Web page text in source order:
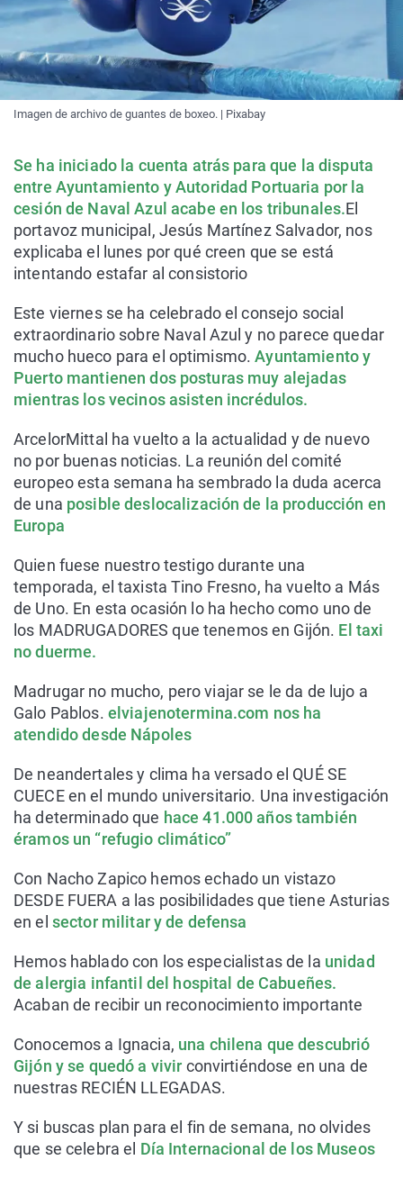
Imagen de archivo de guantes de boxeo. | Pixabay
Se ha iniciado la cuenta atrás para que la disputa
entre Ayuntamiento y Autoridad Portuaria por la
cesión de Naval Azul acabe en los tribunales.El
portavoz municipal, Jesús Martínez Salvador, nos
explicaba el lunes por qué creen que se está
intentando estafar al consistorio
Este viernes se ha celebrado el consejo social
extraordinario sobre Naval Azul y no parece quedar
mucho hueco para el optimismo.Ayuntamiento y
Puerto mantienen dos posturas muy alejadas
mientras los vecinos asisten incrédulos.
ArcelorMittal ha vuelto a la actualidad y de nuevo
no por buenas noticias. La reunión del comité
europeo esta semana ha sembrado la duda acerca
de una posible deslocalización de la producción en
Europa
Quien fuese nuestro testigo durante una
temporada, el taxista Tino Fresno, ha vuelto a Más
de Uno. En esta ocasión lo ha hecho como uno de
los MADRUGADORES que tenemos en Gijón. El taxi
no duerme.
Madrugar no mucho, pero viajar se le da de lujo a
Galo Pablos. elviajenotermina.com nos ha
atendido desde Nápoles
De neandertales y clima ha versado el QUÉ SE
CUECE en el mundo universitario. Una investigación
ha determinado que hace 41.000 años también
éramos un “refugio climático”
Con Nacho Zapico hemos echado un vistazo
DESDE FUERA a las posibilidades que tiene Asturias
en el sector militar y de defensa
Hemos hablado con los especialistas de la unidad
de alergia infantil del hospital de Cabueñes.
Acaban de recibir un reconocimiento importante
Conocemos a Ignacia, una chilena que descubrió
Gijón y se quedó a vivir convirtiéndose en una de
nuestras RECIÉN LLEGADAS.
Y si buscas plan para el fin de semana, no olvides
que se celebra el Día Internacional de los Museos